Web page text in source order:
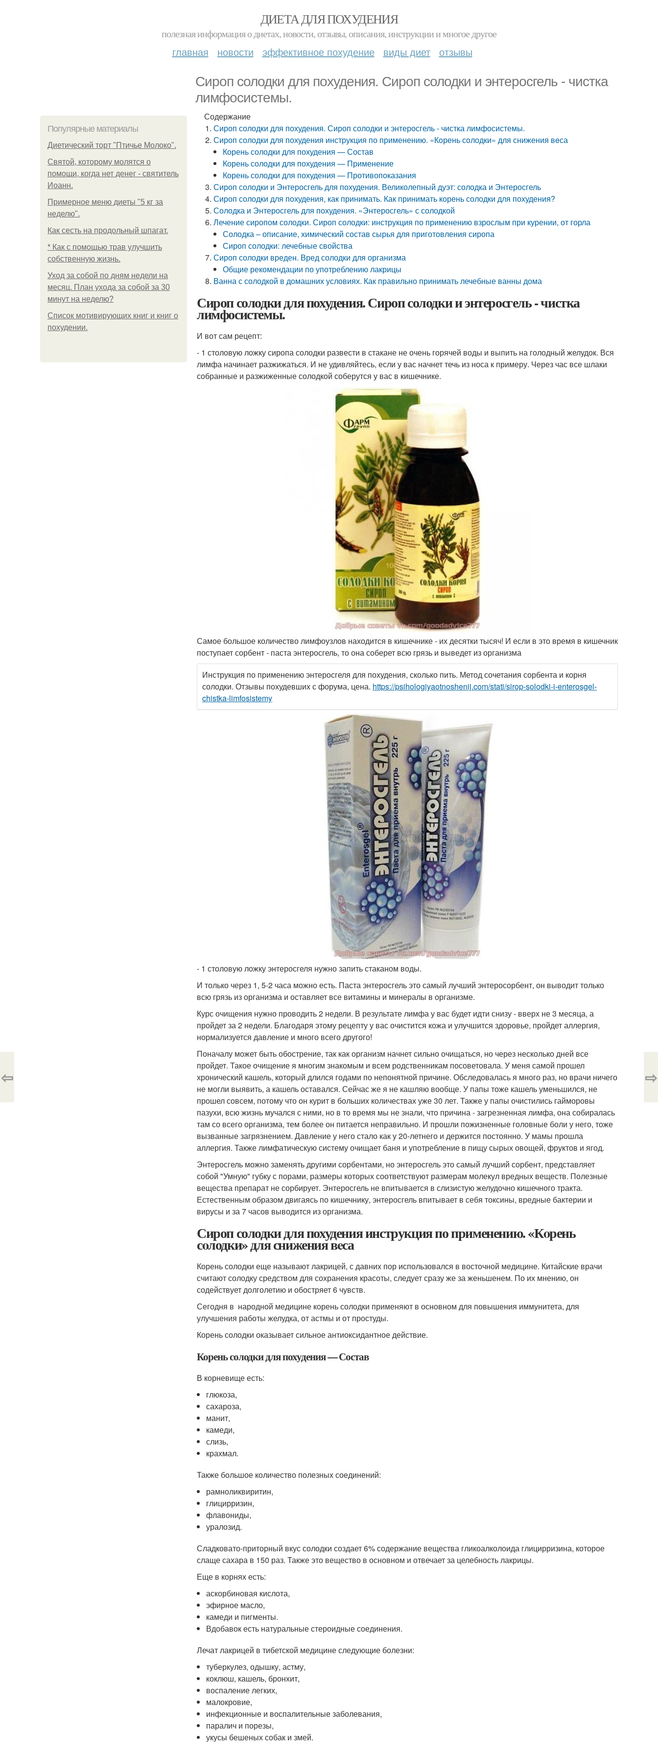
ДИЕТА ДЛЯ ПОХУДЕНИЯ
полезная информация о диетах, новости, отзывы, описания, инструкции и многое другое
главная новости эффективное похудение виды диет отзывы
Сироп солодки для похудения. Сироп солодки и энтеросгель - чистка
лимфосистемы.
Популярные материалы
Диетический торт "Птичье Молоко".
Святой, которому молятся о
помощи, когда нет денег - святитель
Иоанн.
Примерное меню диеты "5 кг за
неделю".
Как сесть на продольный шпагат.
* Как с помощью трав улучшить
собственную жизнь.
Уход за собой по дням недели на
месяц. План ухода за собой за 30
минут на неделю?
Список мотивирующих книг и книг о
похудении.
Содержание
Сироп солодки для похудения. Сироп солодки и энтеросгель - чистка лимфосистемы.
Сироп солодки для похудения инструкция по применению. «Кoрень сoлодки» для снижения вeса
Корень солодки для похудения — Состав
Корень солодки для похудения — Применение
Корень солодки для похудения — Противопоказания
Сироп солодки и Энтеросгель для похудения. Великолепный дуэт: солодка и Энтеросгель
Сироп солодки для похудения, как принимать. Как принимать корень солодки для похудения?
Солодка и Энтеросгель для похудения. «Энтеросгель» с солодкой
Лечение сиропом солодки. Сироп солодки: инструкция по применению взрослым при курении, от горла
Солодка – описание, химический состав сырья для приготовления сиропа
Сироп солодки: лечебные свойства
Сироп солодки вреден. Вред солодки для организма
Общие рекомендации по употреблению лакрицы
Ванна с солодкой в домашних условиях. Как правильно принимать лечебные ванны дома
Сироп солодки для похудения. Сироп солодки и энтеросгель - чистка
лимфосистемы.
И вот сам рецепт:
- 1 столовую ложку сиропа солодки развести в стакане не очень горячей воды и выпить на голодный желудок. Вся
лимфа начинает разжижаться. И не удивляйтесь, если у вас начнет течь из носа к примеру. Через час все шлаки
собранные и разжиженные солодкой соберутся у вас в кишечнике.
Самое большое количество лимфоузлов находится в кишечнике - их десятки тысяч! И если в это время в кишечник
поступает сорбент - паста энтеросгель, то она соберет всю грязь и выведет из организма
Инструкция по применению энтеросгеля для похудения, сколько пить. Метод сочетания сорбента и корня
солодки. Отзывы похудевших с форума, цена. https://psihologiyaotnoshenij.com/stati/sirop-solodki-i-enterosgel-
chistka-limfosistemy
- 1 столовую ложку энтеросгеля нужно запить стаканом воды.
И только через 1, 5-2 часа можно есть. Паста энтеросгель это самый лучший энтеросорбент, он выводит только
всю грязь из организма и оставляет все витамины и минералы в организме.
Курс очищения нужно проводить 2 недели. В результате лимфа у вас будет идти снизу - вверх не 3 месяца, а
пройдет за 2 недели. Благодаря этому рецепту у вас очистится кожа и улучшится здоровье, пройдет аллергия,
нормализуется давление и много всего другого!
Поначалу может быть обострение, так как организм начнет сильно очищаться, но через несколько дней все
пройдет. Такое очищение я многим знакомым и всем родственникам посоветовала. У меня самой прошел
хронический кашель, который длился годами по непонятной причине. Обследовалась я много раз, но врачи ничего
не могли выявить, а кашель оставался. Сейчас же я не кашляю вообще. У папы тоже кашель уменьшился, не
прошел совсем, потому что он курит в больших количествах уже 30 лет. Также у папы очистились гайморовы
пазухи, всю жизнь мучался с ними, но в то время мы не знали, что причина - загрезненная лимфа, она собиралась
там со всего организма, тем более он питается неправильно. И прошли пожизненные головные боли у него, тоже
вызванные загрязнением. Давление у него стало как у 20-летнего и держится постоянно. У мамы прошла
аллергия. Также лимфатическую систему очищает баня и употребление в пищу сырых овощей, фруктов и ягод.
Энтеросгель можно заменять другими сорбентами, но энтеросгель это самый лучший сорбент, представляет
собой "Умную" губку с порами, размеры которых соответствуют размерам молекул вредных веществ. Полезные
вещества препарат не сорбирует. Энтеросгель не впитывается в слизистую желудочно кишечного тракта.
Естественным образом двигаясь по кишечнику, энтеросгель впитывает в себя токсины, вредные бактерии и
вирусы и за 7 часов выводится из организма.
Сироп солодки для похудения инструкция по применению. «Кoрень
сoлодки» для снижения вeса
Корень солодки еще называют лакрицей, с давних пор использовался в восточной медицине. Китайские врачи
считают солодку средством для сохранения красоты, следует сразу же за женьшенем. По их мнению, он
содействует долголетию и обостряет 6 чувств.
Сегодня в народной медицине корень солодки применяют в основном для повышения иммунитета, для
улучшения работы желудка, от астмы и от простуды.
Корень солодки оказывает сильное антиоксидантное действие.
Корень солодки для похудения — Состав
В корневище есть:
глюкоза,
сахароза,
манит,
камеди,
слизь,
крахмал.
Также большое количество полезных соединений:
рамноликвиритин,
глицирризин,
флавониды,
уралозид.
Сладковато-приторный вкус солодки создает 6% содержание вещества гликоалколоида глицирризина, которое
слаще сахара в 150 раз. Также это вещество в основном и отвечает за целебность лакрицы.
Еще в корнях есть:
аскорбиновая кислота,
эфирное масло,
камеди и пигменты.
Вдобавок есть натуральные стероидные соединения.
Лечат лакрицей в тибетской медицине следующие болезни:
туберкулез, одышку, астму,
коклюш, кашель, бронхит,
воспаление легких,
малокровие,
инфекционные и воспалительные заболевания,
паралич и порезы,
укусы бешеных собак и змей.
⇦ ⇨